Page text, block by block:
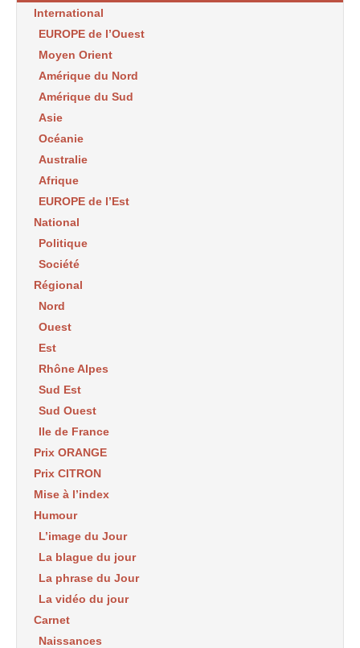
International
EUROPE de l’Ouest
Moyen Orient
Amérique du Nord
Amérique du Sud
Asie
Océanie
Australie
Afrique
EUROPE de l’Est
National
Politique
Société
Régional
Nord
Ouest
Est
Rhône Alpes
Sud Est
Sud Ouest
Ile de France
Prix ORANGE
Prix CITRON
Mise à l’index
Humour
L’image du Jour
La blague du jour
La phrase du Jour
La vidéo du jour
Carnet
Naissances